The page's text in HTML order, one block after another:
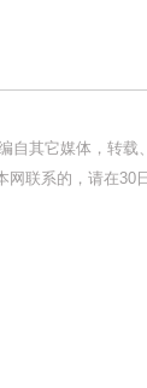
其它媒体，转载
网联系的，请在30